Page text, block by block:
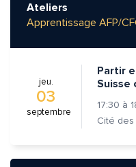
Ateliers
Apprentissage AFP/
jeu.
03
septembre
Partir
Suisse
17:30 à